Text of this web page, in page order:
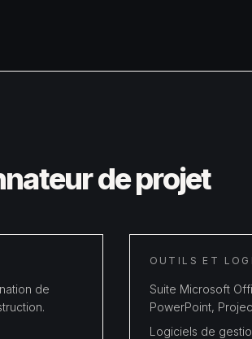
de projet
de
OUTILS ET
Suite Microsoft
PowerPoint,
Logiciels de